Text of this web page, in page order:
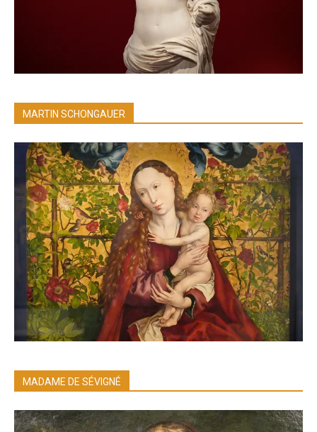
MARTIN SCHONGAUER
MADAME DE SÉVIGNÉ